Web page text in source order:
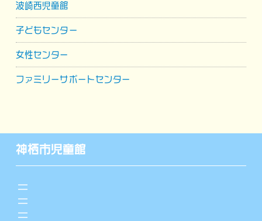
波崎西児童館
子どもセンター
女性センター
ファミリーサポートセンター
神栖市児童館